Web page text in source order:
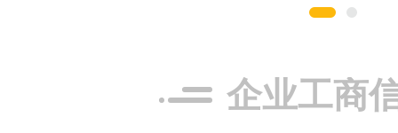
企业工商